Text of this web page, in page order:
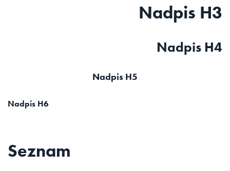
Nadpis H3
Nadpis H4
Nadpis H5
Nadpis H6
Seznam